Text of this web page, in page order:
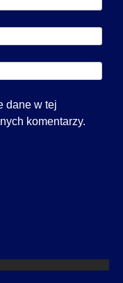
dane w tej
komentarzy.